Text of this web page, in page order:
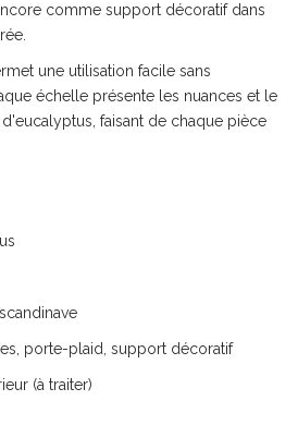
comme support décoratif dans
une utilisation facile sans
échelle présente les nuances et le
faisant de chaque pièce
porte-plaid, support décoratif
(à traiter)